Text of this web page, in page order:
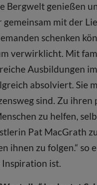
Bergwelt genießen
gemeinsam mit der
schenken
verwirklicht. Mit
Ausbildungen
absolviert. Sie
sind. Zu
zu helfen,
Pat MacGrath
ihnen zu folgen.“
Inspiration ist.